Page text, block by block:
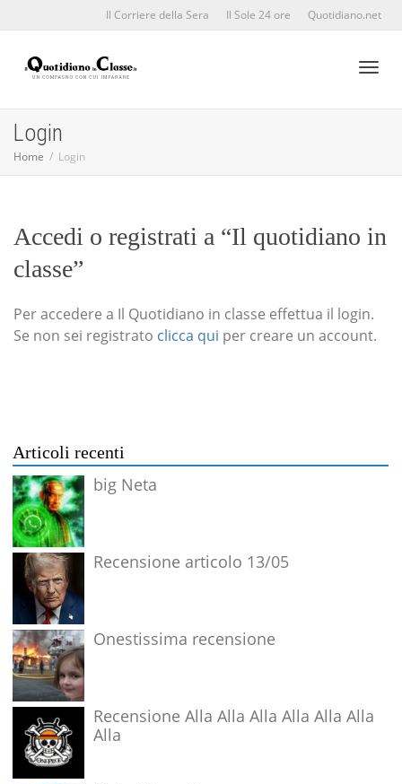
Il Corriere della Sera Il Sole 24 ore Quotidiano.net
Login
Home Login
Accedi o registrati a “Il quotidiano in
classe”
Per accedere a Il Quotidiano in classe effettua il login.
Se non sei registrato clicca qui per creare un account.
Articoli recenti
big Neta
Recensione articolo 13/05
Onestissima recensione
Recensione Alla Alla Alla Alla Alla Alla
Alla